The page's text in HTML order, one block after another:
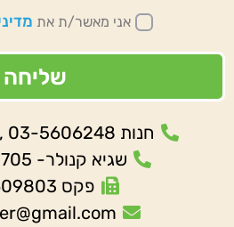
אני מאשר/ת את
שליחה
חנות 03-5606248 , 03-5660270
שגיא קנולר- 052-2530705
פקס 03-5609803